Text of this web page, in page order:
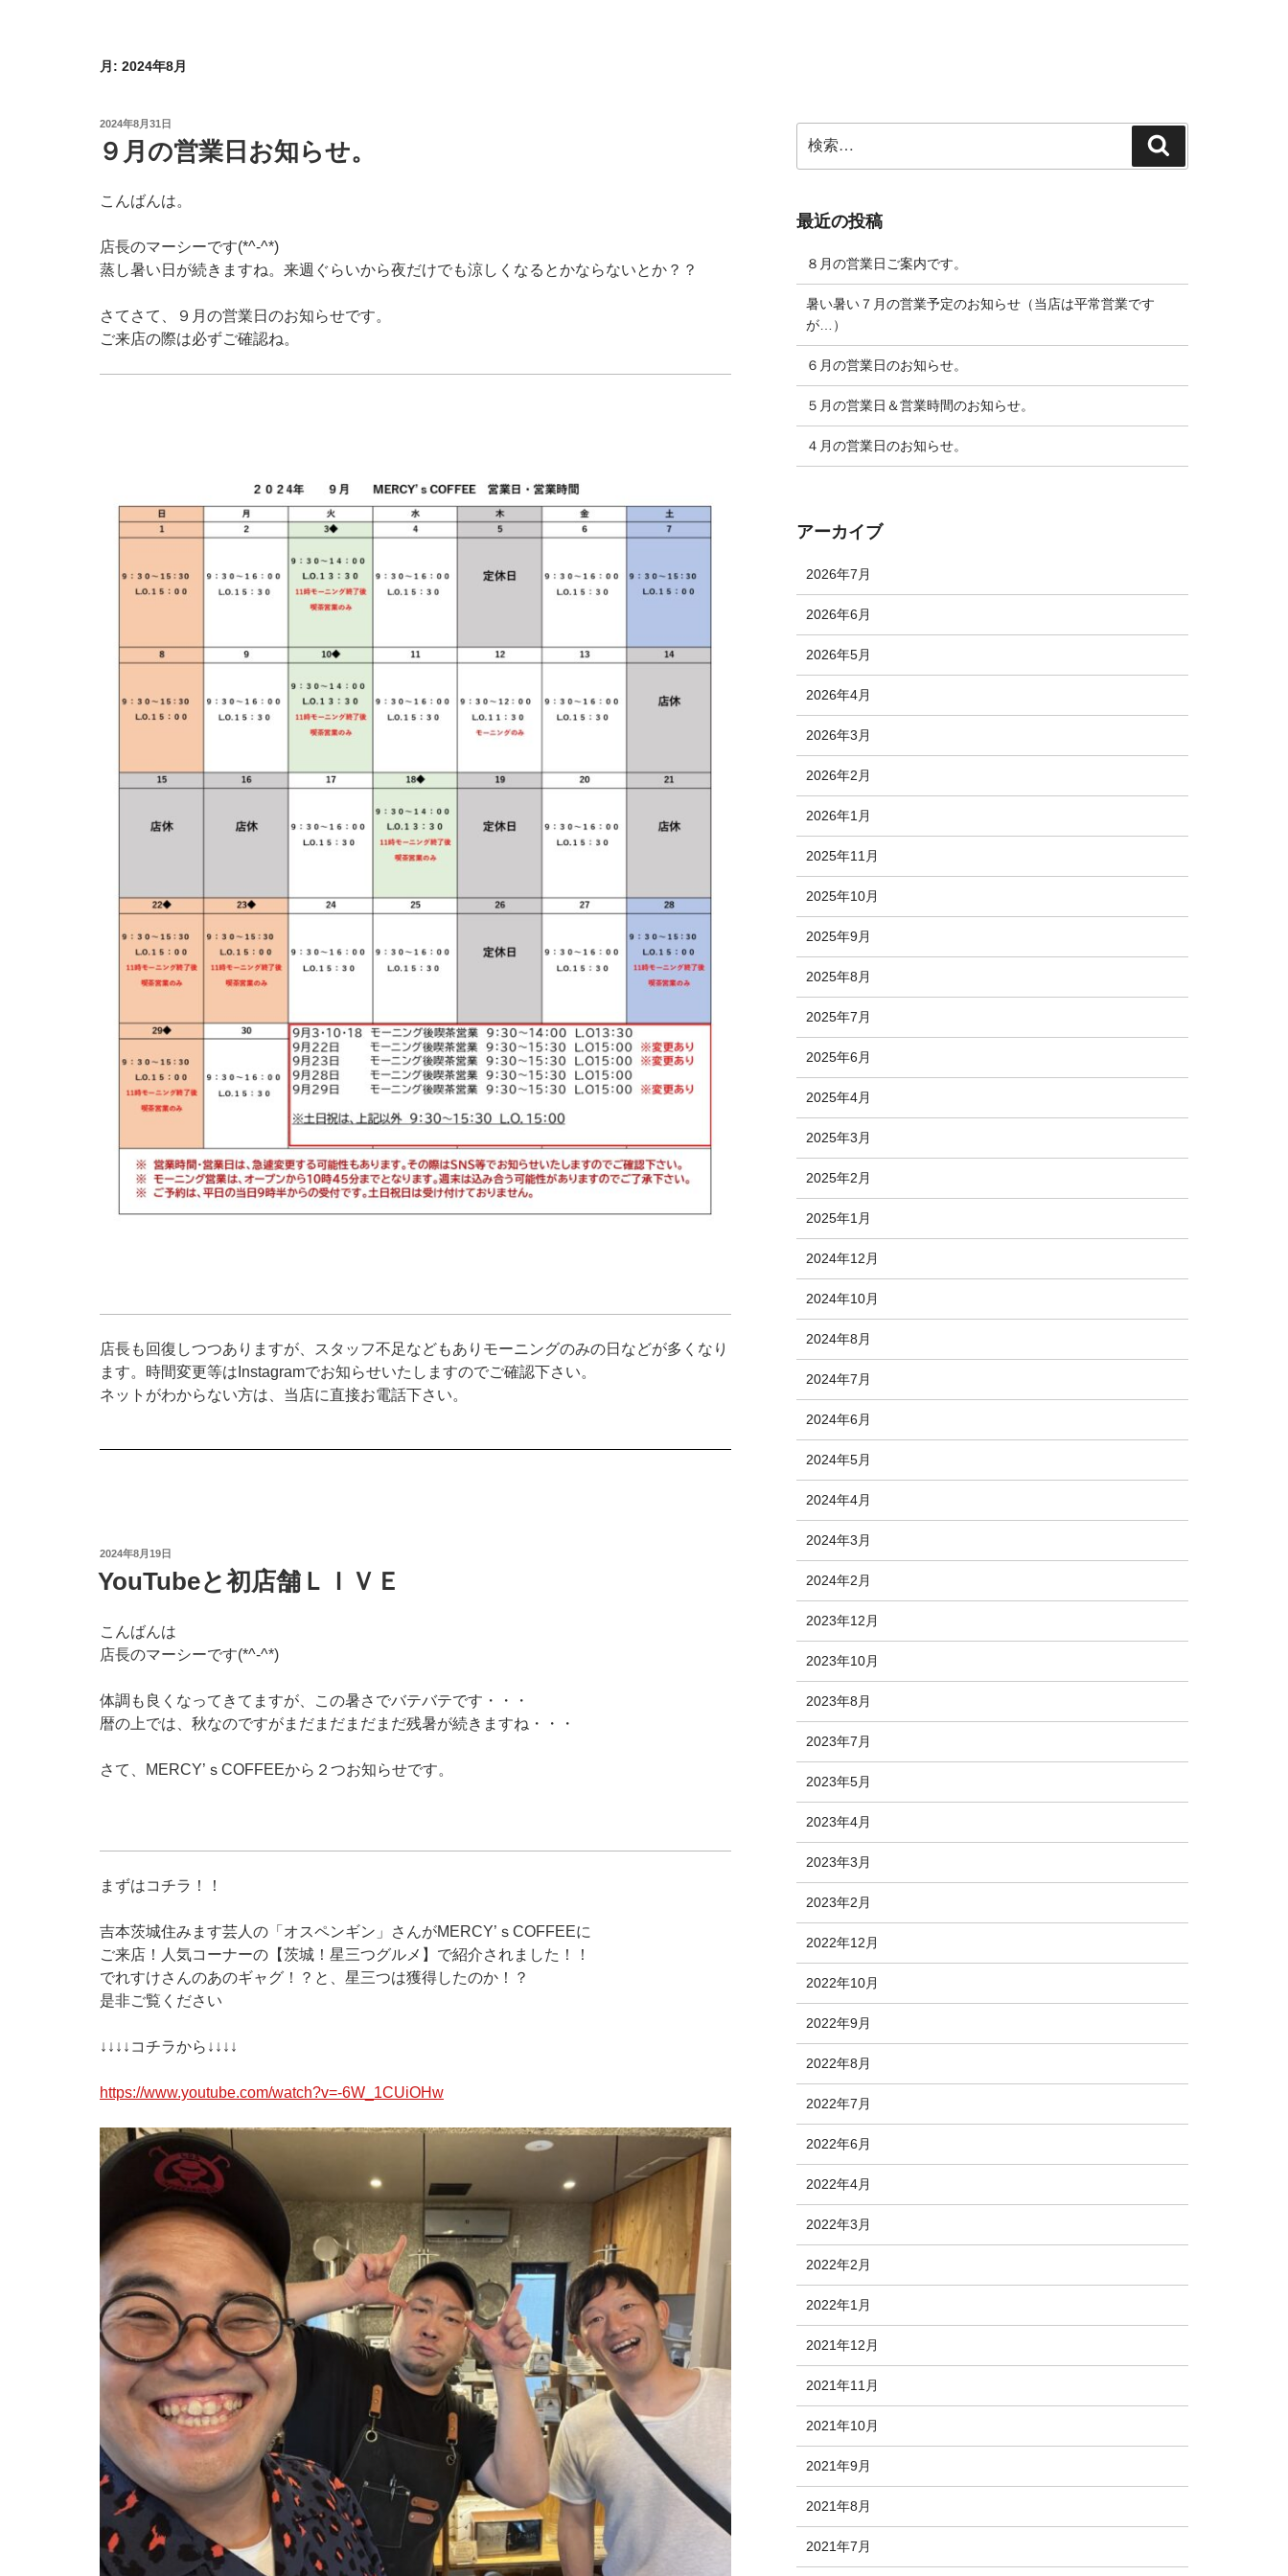
月: 2024年8月
投
稿
日:
2024年8月31日
９月の営業日お知らせ。
こんばんは。
店長のマーシーです(*^-^*)
蒸し暑い日が続きますね。来週ぐらいから夜だけでも涼しくなるとかならないとか？？
さてさて、９月の営業日のお知らせです。
ご来店の際は必ずご確認ね。
店長も回復しつつありますが、スタッフ不足などもありモーニングのみの日などが多くなり
ます。時間変更等はInstagramでお知らせいたしますのでご確認下さい。
ネットがわからない方は、当店に直接お電話下さい。
投
日:
2024年8月19日
YouTubeと初店舗ＬＩＶＥ
こんばんは
店長のマーシーです(*^-^*)
体調も良くなってきてますが、この暑さでバテバテです・・・
暦の上では、秋なのですがまだまだまだまだ残暑が続きますね・・・
さて、MERCY’ｓCOFFEEから２つお知らせです。
まずはコチラ！！
吉本茨城住みます芸人の「オスペンギン」さんがMERCY’ｓCOFFEEに
ご来店！人気コーナーの【茨城！星三つグルメ】で紹介されました！！
でれすけさんのあのギャグ！？と、星三つは獲得したのか！？
是非ご覧ください
↓↓↓↓コチラから↓↓↓↓
https://www.youtube.com/watch?v=-6W_1CUiOHw
索:
索
最近の投稿
８月の営業日ご案内です。
暑い暑い７月の営業予定のお知らせ（当店は平常営業です
が…）
６月の営業日のお知らせ。
５月の営業日＆営業時間のお知らせ。
４月の営業日のお知らせ。
アーカイブ
2026年7月
2026年6月
2026年5月
2026年4月
2026年3月
2026年2月
2026年1月
2025年11月
2025年10月
2025年9月
2025年8月
2025年7月
2025年6月
2025年4月
2025年3月
2025年2月
2025年1月
2024年12月
2024年10月
2024年8月
2024年7月
2024年6月
2024年5月
2024年4月
2024年3月
2024年2月
2023年12月
2023年10月
2023年8月
2023年7月
2023年5月
2023年4月
2023年3月
2023年2月
2022年12月
2022年10月
2022年9月
2022年8月
2022年7月
2022年6月
2022年4月
2022年3月
2022年2月
2022年1月
2021年12月
2021年11月
2021年10月
2021年9月
2021年8月
2021年7月